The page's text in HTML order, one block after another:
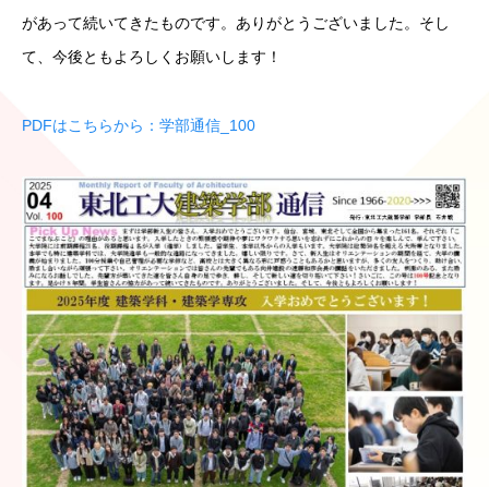
があって続いてきたものです。ありがとうございました。そし
て、今後ともよろしくお願いします！
PDFはこちらから：学部通信_100